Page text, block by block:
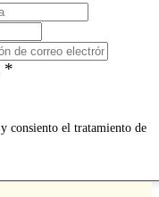
*
y consiento el tratamiento de